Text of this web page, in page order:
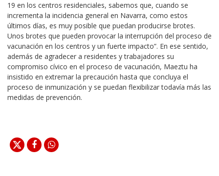
19 en los centros residenciales, sabemos que, cuando se
incrementa la incidencia general en Navarra, como estos
últimos días, es muy posible que puedan producirse brotes.
Unos brotes que pueden provocar la interrupción del proceso de
vacunación en los centros y un fuerte impacto”. En ese sentido,
además de agradecer a residentes y trabajadores su
compromiso cívico en el proceso de vacunación, Maeztu ha
insistido en extremar la precaución hasta que concluya el
proceso de inmunización y se puedan flexibilizar todavía más las
medidas de prevención.